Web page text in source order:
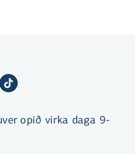
opið virka daga 9-